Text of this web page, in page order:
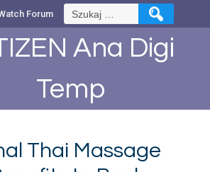
Forum Szukaj:
Ana Digi
Temp
Thai Massage